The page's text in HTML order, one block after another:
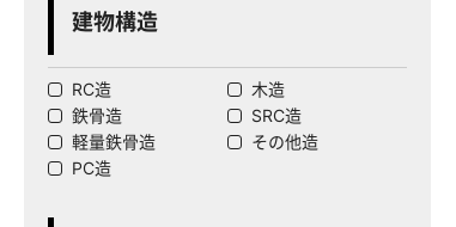
建物構造
RC造
木造
鉄骨造
SRC造
軽量鉄骨造
その他造
PC造